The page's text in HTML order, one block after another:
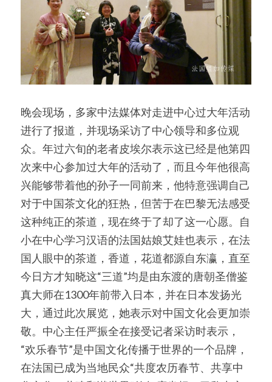
晚会现场，多家中法媒体对走进中心过大年活动
进行了报道，并现场采访了中心领导和多位观
众。年过六旬的老者皮埃尔表示这已经是他第四
次来中心参加过大年的活动了，而且今年他很高
兴能够带着他的孙子一同前来，他特意强调自己
对于中国茶文化的狂热，但苦于在巴黎无法感受
这种纯正的茶道，现在终于了却了这一心愿。自
小在中心学习汉语的法国姑娘艾娃也表示，在法
国人眼中的茶道，香道，花道都源自东瀛，直至
今日方才知晓这“三道”均是由东渡的唐朝圣僧鉴
真大师在1300年前带入日本，并在日本发扬光
大，通过此次展览，她表示对中国文化会更加崇
敬。中心主任严振全在接受记者采访时表示，
“欢乐春节”是中国文化传播于世界的一个品牌，
在法国已成为当地民众“共度农历春节、共享中